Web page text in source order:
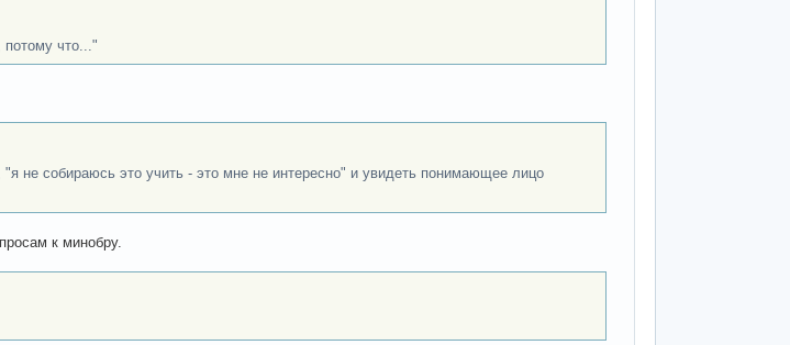
потому что..."
"я не собираюсь это учить - это мне не интересно" и увидеть понимающее лицо
к минобру.